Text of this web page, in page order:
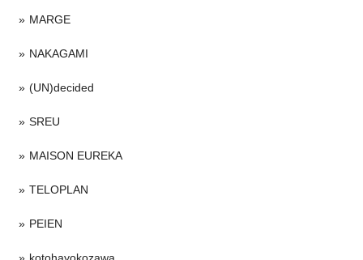
MARGE
NAKAGAMI
(UN)decided
SREU
MAISON EUREKA
TELOPLAN
PEIEN